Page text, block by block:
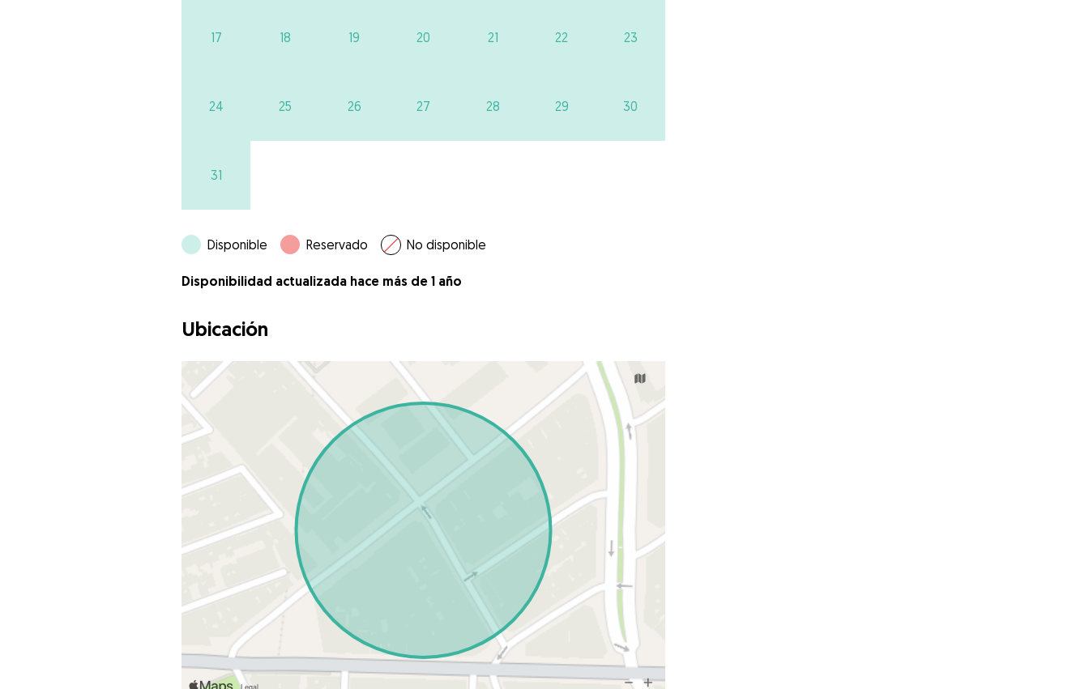
17 18 19 20 21 22 23
24 25 26 27 28 29 30
31
Disponible Reservado No disponible
Disponibilidad actualizada hace más de 1 año
Ubicación